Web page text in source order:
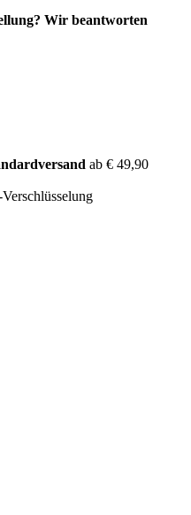
Wir beantworten
ab € 49,90